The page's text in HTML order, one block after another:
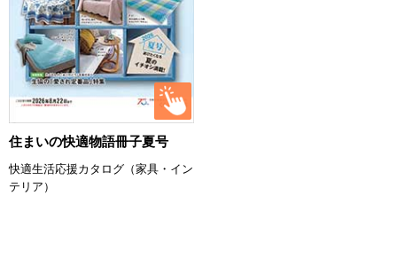
住まいの快適物語冊子夏号
快適生活応援カタログ（家具・イン
テリア）